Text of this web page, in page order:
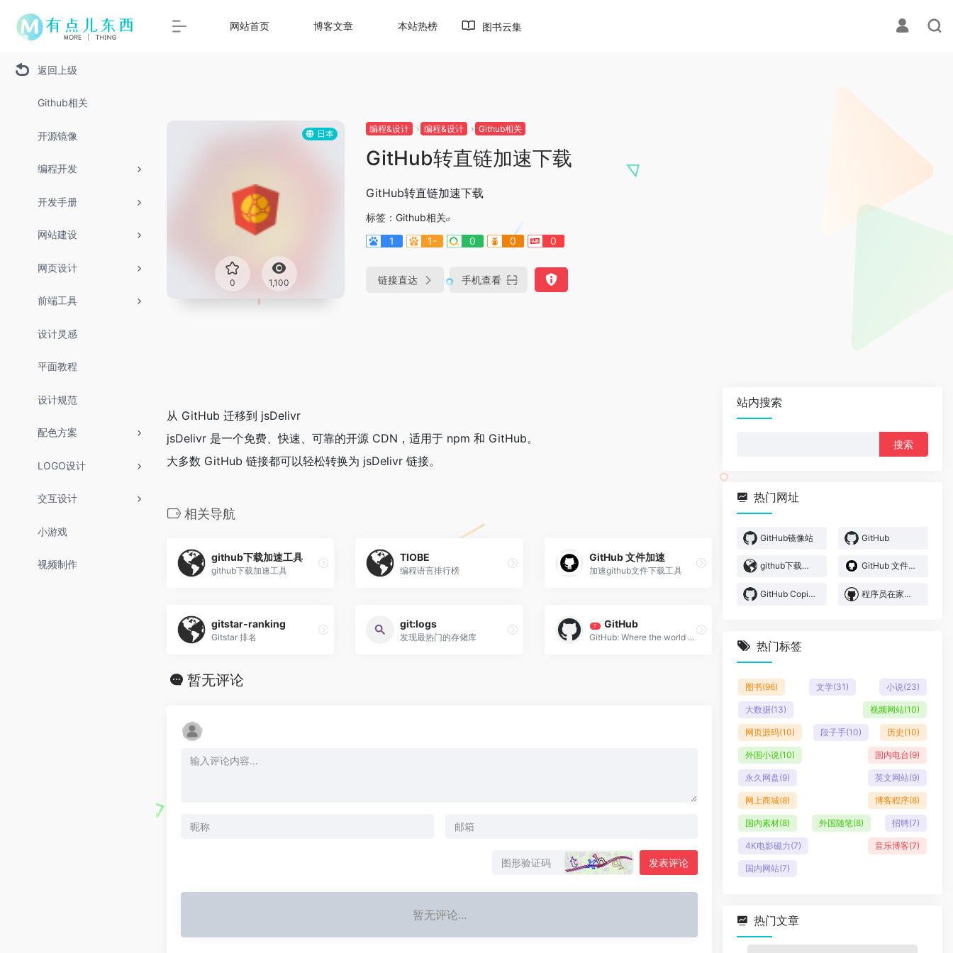
返回上级
Github相关
开源镜像
编程开发
开发手册
网站建设
网页设计
前端工具
设计灵感
平面教程
设计规范
配色方案
LOGO设计
交互设计
小游戏
视频制作
网站首页 博客文章 本站热榜 图书云集
日本
0 1,100
编程&设计 编程&设计 Github相关
GitHub转直链加速下载
GitHub转直链加速下载
标签： Github相关
1
1- 0 0 0
链接直达 手机查看
从 GitHub 迁移到 jsDelivr
jsDelivr 是一个免费、快速、可靠的开源 CDN，适用于 npm 和 GitHub。
大多数 GitHub 链接都可以轻松转换为 jsDelivr 链接。
相关导航
github下载加速工具
github下载加速工具
TIOBE
编程语言排行榜
GitHub 文件加速
加速github文件下载工具
gitstar-ranking
Gitstar 排名
git:logs
发现最热门的存储库
T GitHub
GitHub: Where the world builds software · GitHub
暂无评论
发表评论
暂无评论...
站内搜索
热门网址
GitHub镜像站 GitHub
github下载加速工具 GitHub 文件加速
GitHub Copilot 程序员在家做饭方法指南
热门标签
图书(96) 文学(31) 小说(23)
大数据(13) 视频网站(10)
网页源码(10) 段子手(10) 历史 (10)
外国小说(10) 国内电台(9)
永久网盘(9) 英文网站(9)
网上商城(8) 博客程序(8)
国内素材(8) 外国随笔(8) 招聘(7)
4K电影磁力 (7) 音乐博客(7)
国内网站(7)
热门文章